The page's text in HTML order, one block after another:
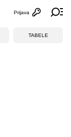
Otvori
Prijava
TABELE